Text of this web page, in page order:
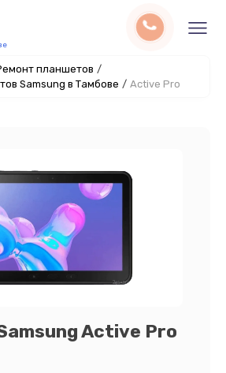
планшетов /
Samsung в Тамбове / Active Pro
Active Pro